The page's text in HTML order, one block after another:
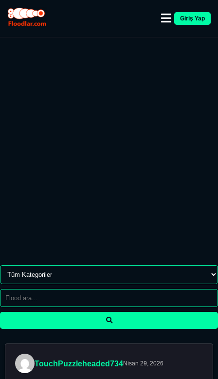
Giriş Yap
TouchPuzzleheaded734Nisan 29, 2026